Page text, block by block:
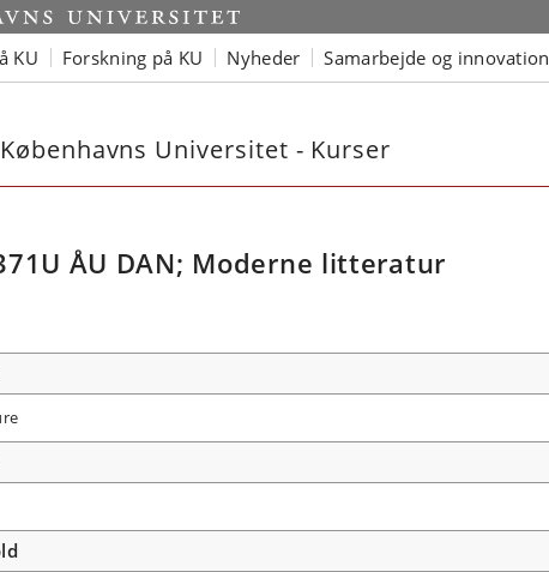
KU Forskning på KU Nyheder Samarbejde og innovation
Københavns Universitet - Kurser
ÅU DAN; Moderne litteratur